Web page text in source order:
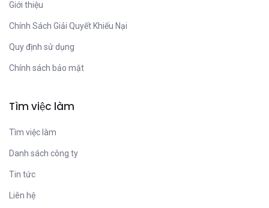
Giới thiệu
Chính Sách Giải Quyết Khiếu Nại
Quy định sử dụng
Chính sách bảo mật
Tìm việc làm
Tìm việc làm
Danh sách công ty
Tin tức
Liên hệ